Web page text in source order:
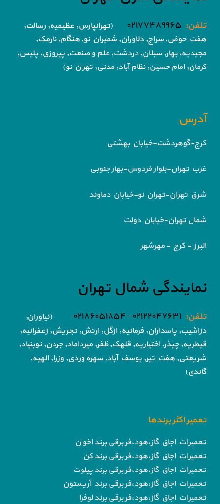
تلفن: ۰۲۱۷۷۴۸۹۹۶۵
(تهرانپارس, عظیمیه, رسالت,
هفت حوض, سراج, دلاوران, شمیران نو, هنگام, نارمک,
مجیدیه, بهار, سبلان, دردشت, علم و صنعت, پیروزی, پلیس,
کرمان, امام حسین, نظام آباد, مدنی, تهران نو)
آدرس
کرج-گوهردشت-خیابان بهشتی
غرب تهران-بلوار فردوس-بهار جنوبی
شرق تهران-تهران نو-خیابان دماوند
شمال تهران-خیابان دولت
البرز - کرج - مهرشهر
نمایندگی شمال تهران
تلفن: ۰۲۱۲۲۰۴۷۶۳۱ -۰۲۱۸۶۰۵۱۸۵۴
(نیاوران,
دزاشیب, پاسداران, فرمانیه, ازگل, ارتش, تجریش, زعفرانیه,
قیطریه, چیذر, اختیاریه, قلهک, ظفر, میرداماد, جردن, نوبنیاد,
شریعتی, هفت تیر, یوسف آباد, سهره وردی, وزرا, الهیه,
گاندی)
تعمیر اکثر برندها
تعمیرات اجاق گاز،هود،فر برقی برند اخوان
تعمیرات اجاق گاز،هود،فر برقی برند کن
تعمیرات اجاق گاز،هود،فر برقی برند پیلوت
تعمیرات اجاق گاز،هود،فر برقی برند آریستون
تعمیرات اجاق گاز،هود،فر برقی برند لوفرا